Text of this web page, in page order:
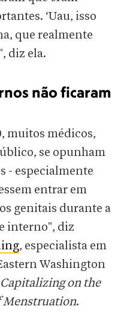
‘Uau, isso
que realmente
diz ela.
não ficaram
muitos médicos,
se opunham
- especialmente
entrar em
genitais durante a
interno", diz
, especialista em
Washington
Capitalizing on the
Menstruation.